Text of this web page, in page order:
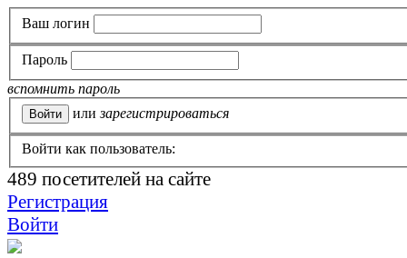
Ваш логин
Пароль
вспомнить пароль
или зарегистрироваться
Войти как пользователь:
489 посетителей на сайте
Регистрация
Войти